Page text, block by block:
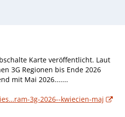
Karte veröffentlicht. Laut
3G Regionen bis Ende 2026
mit Mai 2026.......
3g-2026--kwiecien-maj